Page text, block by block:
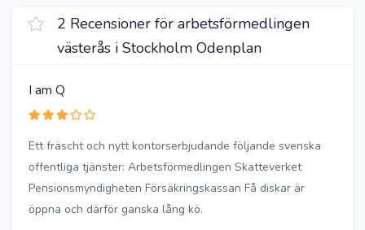
2 Recensioner för arbetsförmedlingen
västerås i Stockholm Odenplan
I am Q
Ett fräscht och nytt kontorserbjudande följande svenska
offentliga tjänster: Arbetsförmedlingen Skatteverket
Pensionsmyndigheten Försäkringskassan Få diskar är
öppna och därför ganska lång kö.